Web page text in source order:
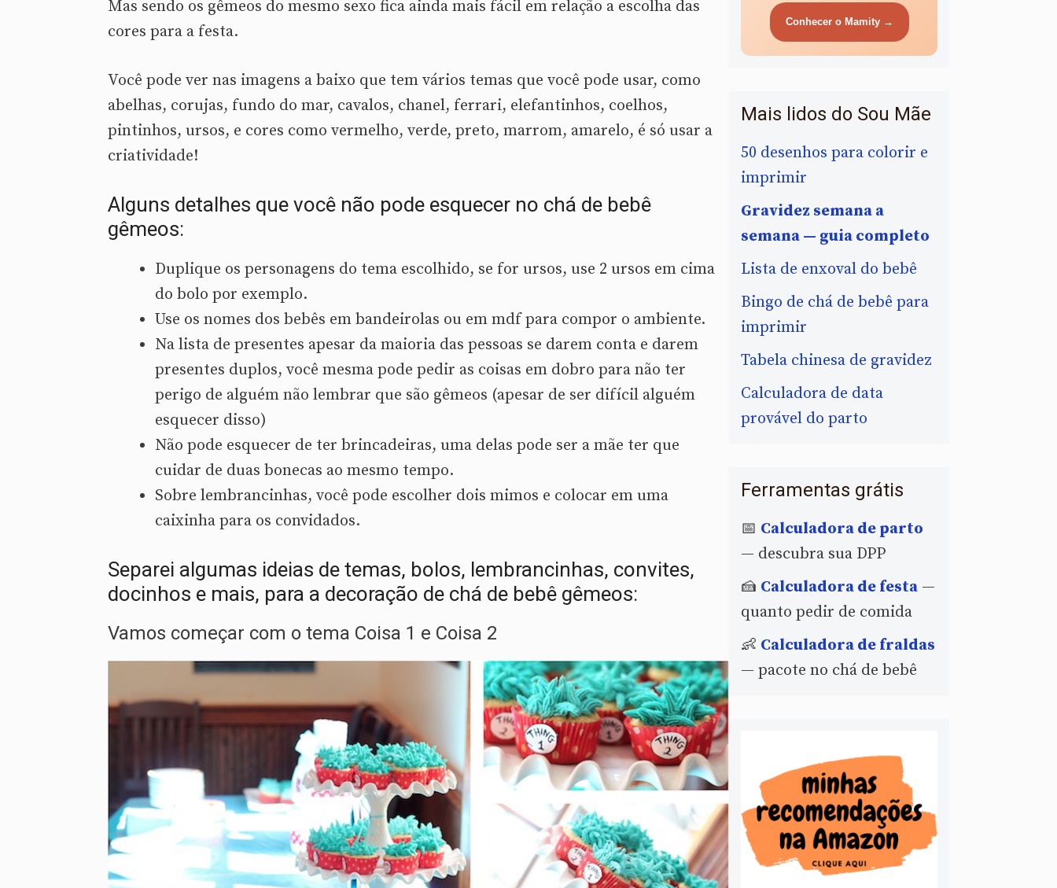
Mas sendo os gêmeos do mesmo sexo fica ainda mais fácil em relação a escolha das
cores para a festa.
Você pode ver nas imagens a baixo que tem vários temas que você pode usar, como
abelhas, corujas, fundo do mar, cavalos, chanel, ferrari, elefantinhos, coelhos,
pintinhos, ursos, e cores como vermelho, verde, preto, marrom, amarelo, é só usar a
criatividade!
Alguns detalhes que você não pode esquecer no chá de bebê
gêmeos:
Duplique os personagens do tema escolhido, se for ursos, use 2 ursos em cima
do bolo por exemplo.
Use os nomes dos bebês em bandeirolas ou em mdf para compor o ambiente.
Na lista de presentes apesar da maioria das pessoas se darem conta e darem
presentes duplos, você mesma pode pedir as coisas em dobro para não ter
perigo de alguém não lembrar que são gêmeos (apesar de ser difícil alguém
esquecer disso)
Não pode esquecer de ter brincadeiras, uma delas pode ser a mãe ter que
cuidar de duas bonecas ao mesmo tempo.
Sobre lembrancinhas, você pode escolher dois mimos e colocar em uma
caixinha para os convidados.
Separei algumas ideias de temas, bolos, lembrancinhas, convites,
docinhos e mais, para a decoração de chá de bebê gêmeos:
Vamos começar com o tema Coisa 1 e Coisa 2
Conhecer o Mamity →
Mais lidos do Sou Mãe
50 desenhos para colorir e
imprimir
Gravidez semana a
semana — guia completo
Lista de enxoval do bebê
Bingo de chá de bebê para
imprimir
Tabela chinesa de gravidez
Calculadora de data
provável do parto
Ferramentas grátis
📅 Calculadora de parto
— descubra sua DPP
🍰 Calculadora de festa —
quanto pedir de comida
👶 Calculadora de fraldas
— pacote no chá de bebê